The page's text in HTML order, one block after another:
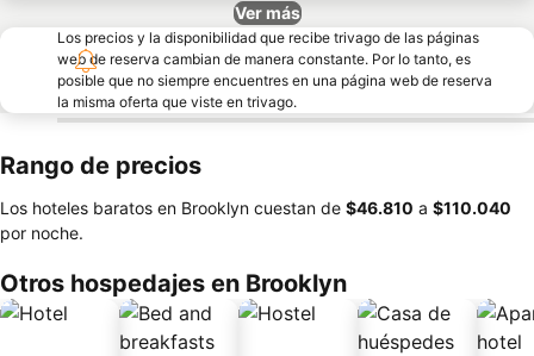
Ver más
Los precios y la disponibilidad que recibe trivago de las páginas
web de reserva cambian de manera constante. Por lo tanto, es
posible que no siempre encuentres en una página web de reserva
la misma oferta que viste en trivago.
Rango de precios
Los hoteles baratos en Brooklyn cuestan de ‎$46.810 a ‎$110.040
por noche.
Otros hospedajes en Brooklyn